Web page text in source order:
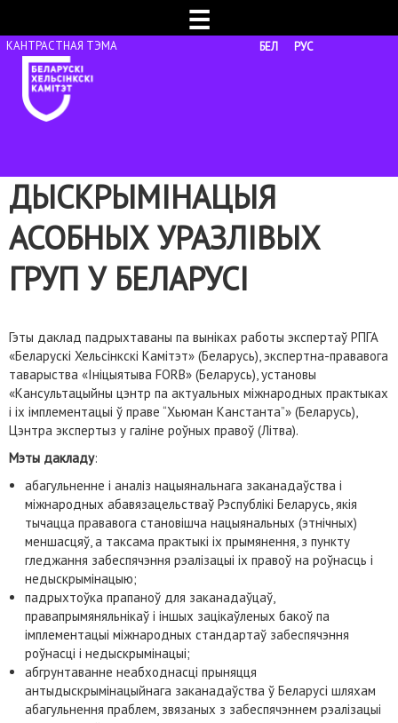
☰
БЕЛ РУС
ДЫСКРЫМІНАЦЫЯ
АСОБНЫХ УРАЗЛІВЫХ
ГРУП У БЕЛАРУСІ
Гэты даклад падрыхтаваны па выніках работы экспертаў РПГА
«Беларускі Хельсінкскі Камітэт» (Беларусь), экспертна-прававога
таварыства «Ініцыятыва FORB» (Беларусь), установы
«Кансультацыйны цэнтр па актуальных міжнародных практыках
і іх імплементацыі ў праве “Хьюман Канстанта”» (Беларусь),
Цэнтра экспертыз у галіне роўных правоў (Літва).
Мэты дакладу:
абагульненне і аналіз нацыянальнага заканадаўства і
міжнародных абавязацельстваў Рэспублікі Беларусь, якія
тычацца прававога становішча нацыянальных (этнічных)
меншасцяў, а таксама практыкі іх прымянення, з пункту
гледжання забеспячэння рэалізацыі іх правоў на роўнасць і
недыскрымінацыю;
падрыхтоўка прапаноў для заканадаўцаў,
правапрымяняльнікаў і іншых зацікаўленых бакоў па
імплементацыі міжнародных стандартаў забеспячэння
роўнасці і недыскрымінацыі;
абгрунтаванне неабходнасці прыняцця
антыдыскрымінацыйнага заканадаўства ў Беларусі шляхам
абагульнення праблем, звязаных з забеспячэннем рэалізацыі